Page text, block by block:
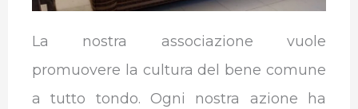
La nostra associazione vuole
promuovere la cultura del bene comune
a tutto tondo. Ogni nostra azione ha